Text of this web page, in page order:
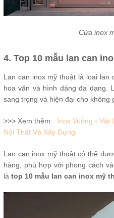
Cửa inox
4. Top 10 mẫu lan can
Lan can inox mỹ thuật là loại lan
hoa văn và hình dáng đa dạng.
sang trọng và hiện đại cho không
>>> Xem thêm:
Inox Vuông - Vật
Nội Thất Và Xây Dựng
Lan can inox mỹ thuật có thể
hàng, phù hợp với phong cách
là top 10 mẫu lan can inox mỹ